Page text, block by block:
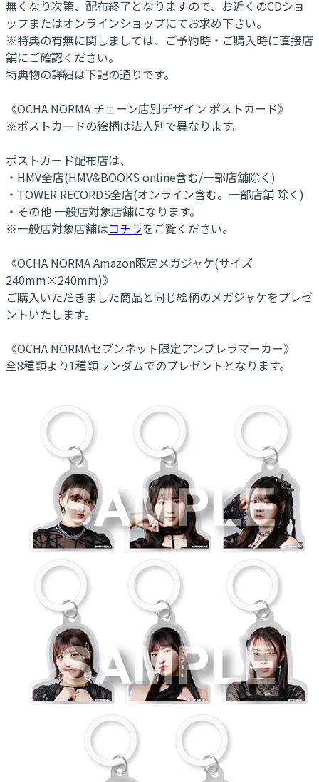
無くなり次第、配布終了となりますので、お近くのCDショ
ップまたはオンラインショップにてお求め下さい。
※特典の有無に関しましては、ご予約時・ご購入時に直接店
舗にご確認ください。
特典物の詳細は下記の通りです。
《OCHA NORMA チェーン店別デザイン ポストカード》
※ポストカードの絵柄は法人別で異なります。
ポストカード配布店は、
・HMV全店(HMV&BOOKS online含む/一部店舗除く)
・TOWER RECORDS全店(オンライン含む。一部店舗 除く)
・その他 一般店対象店舗になります。
※一般店対象店舗はコチラをご覧ください。
《OCHA NORMA Amazon限定メガジャケ(サイズ
240mm×240mm)》
ご購入いただきました商品と同じ絵柄のメガジャケをプレゼ
ントいたします。
《OCHA NORMAセブンネット限定アンブレラマーカー》
全8種類より1種類ランダムでのプレゼントとなります。